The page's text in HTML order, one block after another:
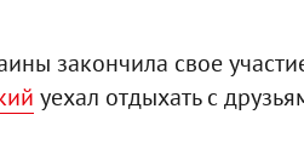
закончила свое
уехал отдыхать с